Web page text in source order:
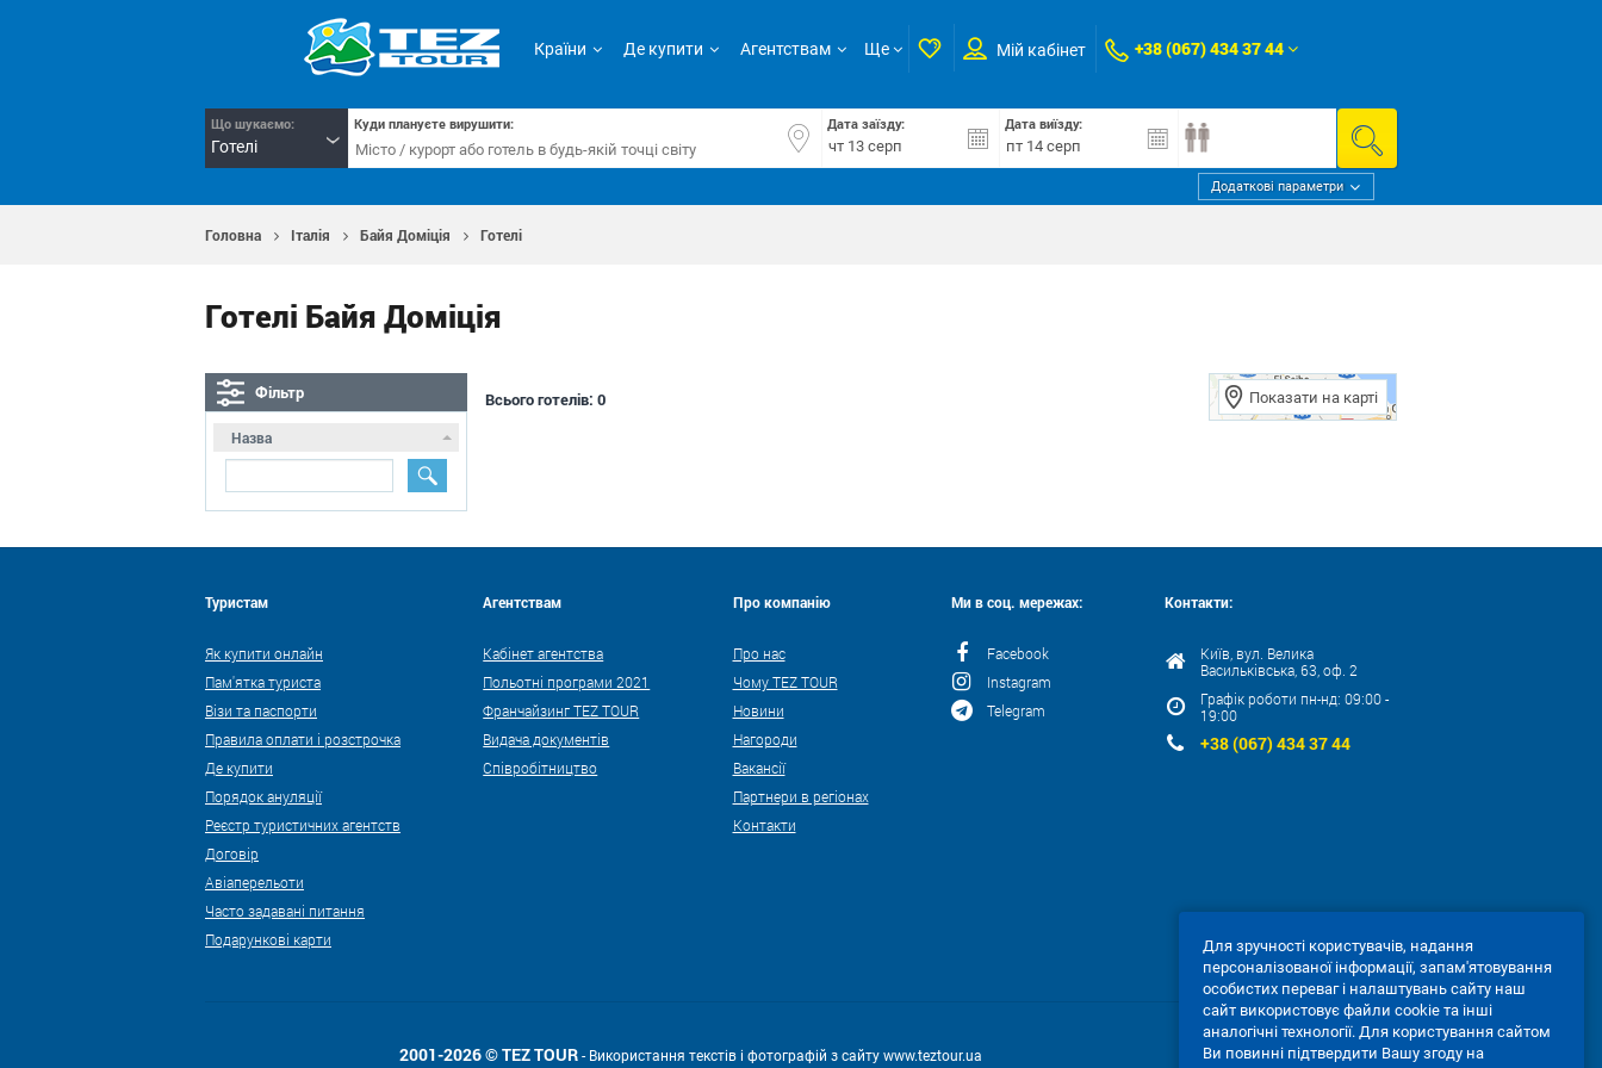
Країни Де купити Агентствам Ще Мій кабінет +38 (067) 434 37 44
Що шукаємо:
Готелі
Куди плануєте вирушити: Дата заїзду: Дата виїзду:
Додаткові параметри
Головна Італія Байя Доміція Готелі
Готелі Байя Доміція
Фільтр
Назва
Всього готелів: 0 Показати на карті
Туристам
Як купити онлайн
Пам'ятка туриста
Візи та паспорти
Правила оплати і розстрочка
Де купити
Порядок ануляції
Реєстр туристичних агентств
Договір
Авіаперельоти
Часто задавані питання
Подарункові карти
Агентствам
Кабінет агентства
Польотні програми 2021
Франчайзинг TEZ TOUR
Видача документів
Співробітництво
Про компанію
Про нас
Чому TEZ TOUR
Новини
Нагороди
Вакансії
Партнери в регіонах
Контакти
Ми в соц. мережах:
Facebook
Instagram
Telegram
Контакти:
Київ, вул. Велика
Васильківська, 63, оф. 2
Графік роботи пн-нд: 09:00 -
19:00
+38 (067) 434 37 44
2001-2026 © TEZ TOUR- Використання текстів і фотографій з сайту www.teztour.ua
Для зручності користувачів, надання
персоналізованої інформації, запам'ятовування
особистих переваг і налаштувань сайту наш
сайт використовує файли cookie та інші
аналогічні технології. Для користування сайтом
Ви повинні підтвердити Вашу згоду на